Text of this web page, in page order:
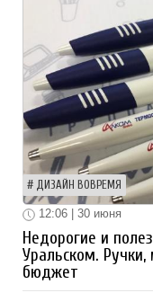
ДИЗАЙН ВОВРЕМЯ
12:06 | 30 июня
Недорогие и
Уральском.
бюджет